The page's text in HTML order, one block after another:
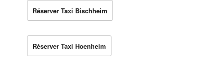
Réserver Taxi Bischheim
Réserver Taxi Hoenheim